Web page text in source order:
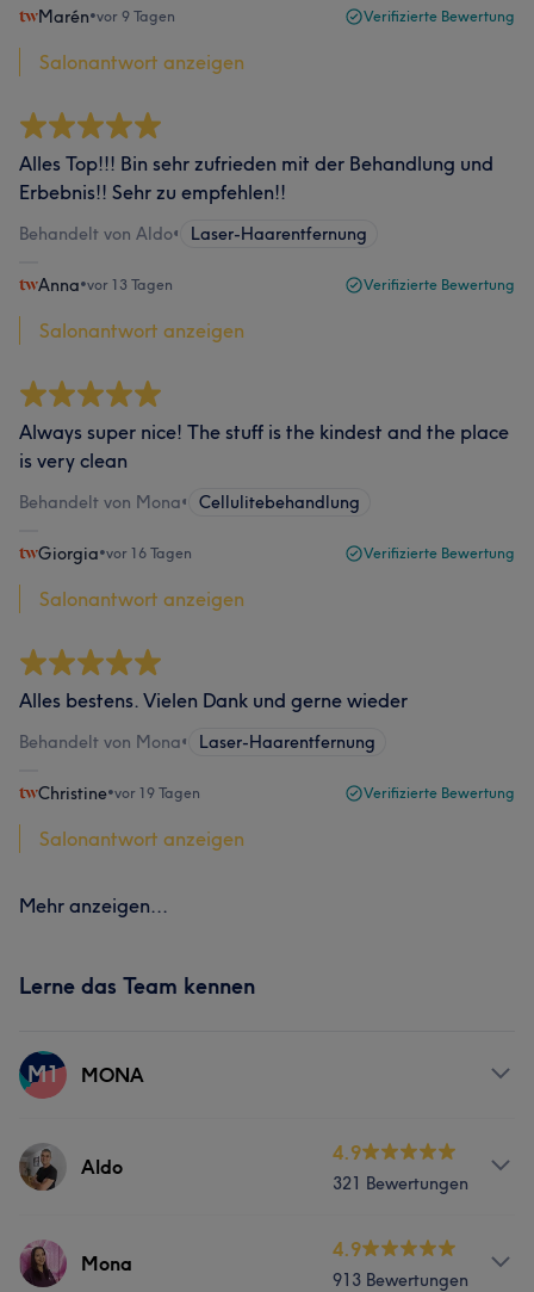
Marén•vor 9 Tagen Verifizierte Bewertung
Salonantwort anzeigen
Alles Top!!! Bin sehr zufrieden mit der Behandlung und
Erbebnis!! Sehr zu empfehlen!!
Behandelt von Aldo• Laser-Haarentfernung
Anna•vor 13 Tagen Verifizierte Bewertung
Salonantwort anzeigen
Always super nice! The stuff is the kindest and the place
is very clean
Behandelt von Mona• Cellulitebehandlung
Giorgia•vor 16 Tagen Verifizierte Bewertung
Salonantwort anzeigen
Alles bestens. Vielen Dank und gerne wieder
Behandelt von Mona• Laser-Haarentfernung
Christine•vor 19 Tagen Verifizierte Bewertung
Salonantwort anzeigen
Mehr anzeigen...
Lerne das Team kennen
M1 MONA
Services
Aldo
4.9
321 Bewertungen
Services
Mona
4.9
913 Bewertungen